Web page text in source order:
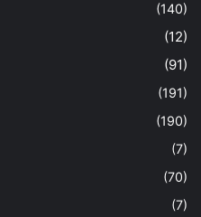
(140)
(12)
(91)
(191)
(190)
(7)
(70)
(7)